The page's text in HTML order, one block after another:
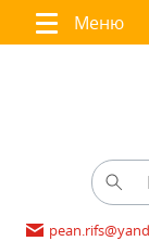
Меню